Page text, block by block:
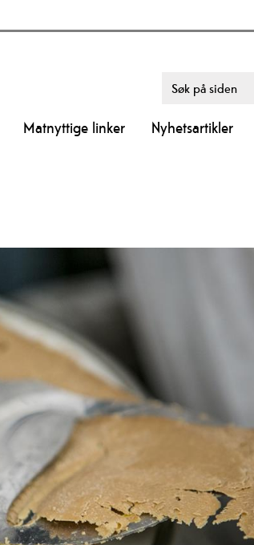
Matnyttige linker Nyhetsartikler